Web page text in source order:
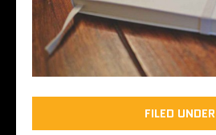
FILED UNDER